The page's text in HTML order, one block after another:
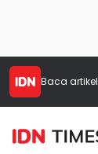
Baca artikel